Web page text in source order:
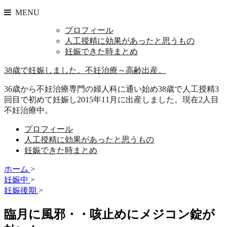
MENU
プロフィール
人工授精に効果があったと思うもの
妊娠できた時まとめ
38歳で妊娠しました。不妊治療～高齢出産。
36歳から不妊治療専門の婦人科に通い始め38歳で人工授精3
回目で初めて妊娠し2015年11月に出産しました。現在2人目
不妊治療中。
プロフィール
人工授精に効果があったと思うもの
妊娠できた時まとめ
ホーム >
妊娠中 >
妊娠後期 >
臨月に風邪・・咳止めにメジコン錠が